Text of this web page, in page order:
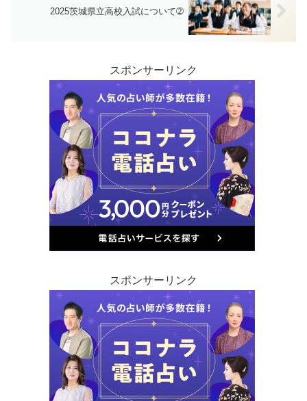
2025茨城県立高校入試について➁
スポンサーリンク
スポンサーリンク